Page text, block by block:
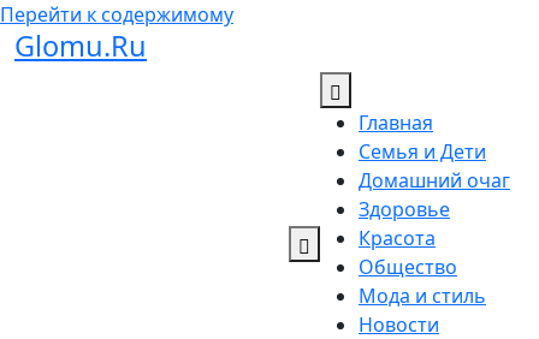
Перейти к содержимому
Glomu.Ru
Главная
Семья и Дети
Домашний очаг
Здоровье
Красота
Общество
Мода и стиль
Новости